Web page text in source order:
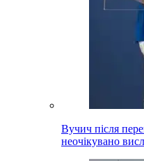
Вучич після
неочікувано